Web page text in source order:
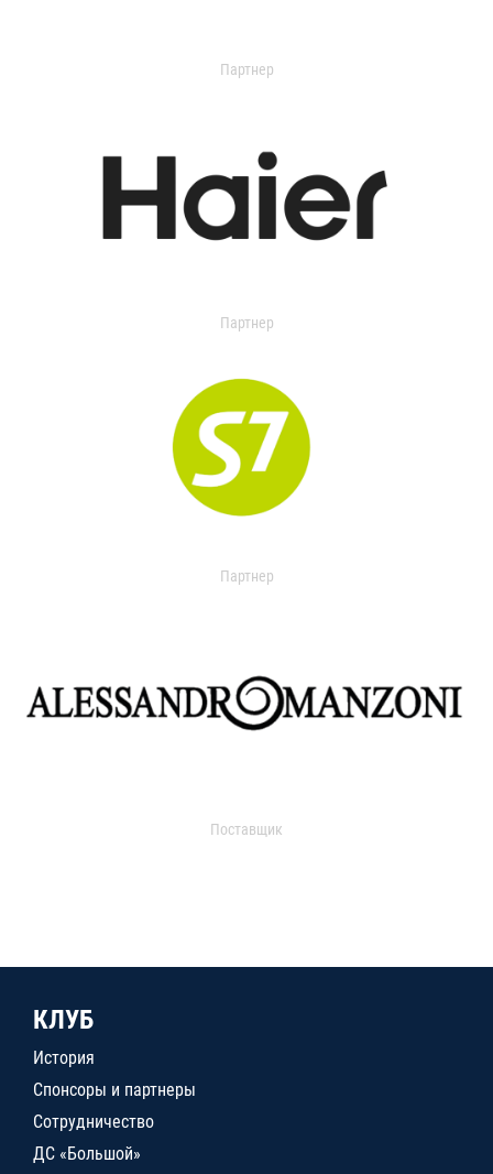
Партнер
Партнер
Партнер
Поставщик
КЛУБ
История
Спонсоры и партнеры
Сотрудничество
ДС «Большой»